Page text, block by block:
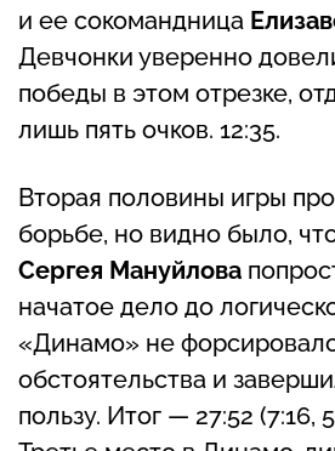
и ее сокомандница
Девчонки уверенно
победы в этом отрезке,
лишь пять очков. 12:35.
Вторая половины игры
борьбе, но видно было,
Сергея Мануйлова
начатое дело до
«Динамо» не
обстоятельства и
пользу. Итог — 27:52 (7:16,